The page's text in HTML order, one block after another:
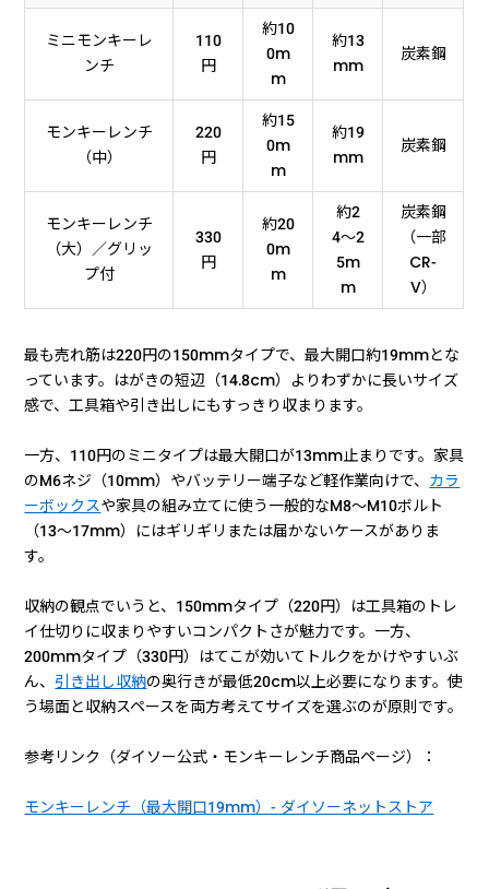
ミニモンキーレ
ンチ
110
円
約10
0m
m
約13
mm
炭素鋼
モンキーレンチ
（中）
220
円
約15
0m
m
約19
mm
炭素鋼
モンキーレンチ
（大）／グリッ
プ付
330
円
約20
0m
m
約2
4〜2
5m
m
炭素鋼
（一部
CR-
V）
最も売れ筋は220円の150mmタイプで、最大開口約19mmとな
っています。はがきの短辺（14.8cm）よりわずかに長いサイズ
感で、工具箱や引き出しにもすっきり収まります。
一方、110円のミニタイプは最大開口が13mm止まりです。家具
のM6ネジ（10mm）やバッテリー端子など軽作業向けで、 カラ
ーボックスや家具の組み立てに使う一般的なM8〜M10ボルト
（13〜17mm）にはギリギリまたは届かないケースがありま
す。
収納の観点でいうと、150mmタイプ（220円）は工具箱のトレ
イ仕切りに収まりやすいコンパクトさが魅力です。一方、
200mmタイプ（330円）はてこが効いてトルクをかけやすいぶ
ん、 引き出し収納の奥行きが最低20cm以上必要になります。使
う場面と収納スペースを両方考えてサイズを選ぶのが原則です。
参考リンク（ダイソー公式・モンキーレンチ商品ページ）：
モンキーレンチ（最大開口19mm）- ダイソーネットストア